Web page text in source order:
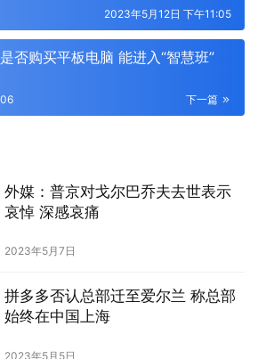
2023年5月12日 下午11:05
否购买平板电脑 能进入“智慧班”
下一篇
外媒：普京对戈尔巴乔夫去世表示
哀悼 深感哀痛
2023年5月7日
拼多多否认总部迁至爱尔兰 称总部
始终在中国上海
2023年5月5日